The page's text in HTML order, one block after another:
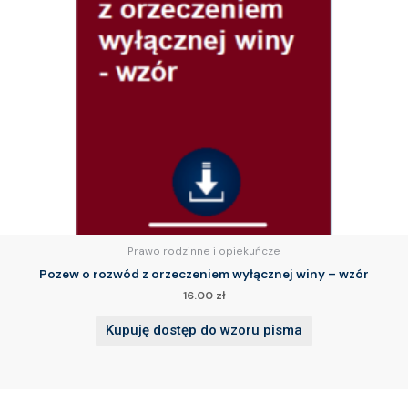
Prawo rodzinne i opiekuńcze
Pozew o rozwód z orzeczeniem wyłącznej winy – wzór
16.00 zł
Kupuję dostęp do wzoru pisma